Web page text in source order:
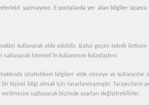
yazmayınız. E-postalarda yer alan bilgiler
kullanarak elde edebilir. Bahsi geçen teknik
İnternet'in kullanımını kolaylaştırır.
istatistiksel bilgileri elde etmeye ve kullanıcılar
bilgi almak için tasarlanmamıştır. Tarayıcıların
verilmesini sağlayacak biçimde ayarları değiştirebilirler.